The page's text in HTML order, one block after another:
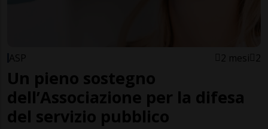
ASP 2 mesi 2
Un pieno sostegno
dell’Associazione per la difesa
del servizio pubblico